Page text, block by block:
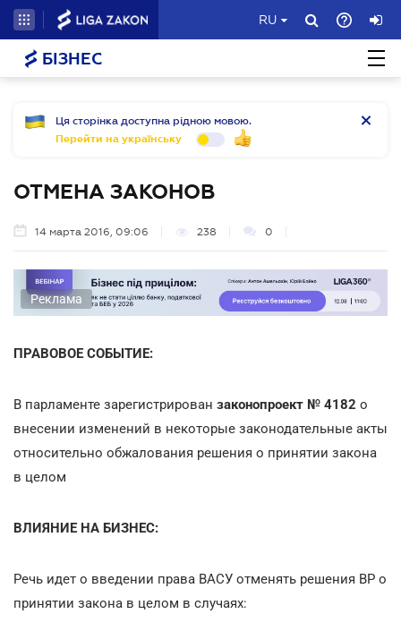
RU
БІЗНЕС
Ця сторінка доступна рідною мовою.
Перейти на українську
ОТМЕНА ЗАКОНОВ
14 марта 2016, 09:06 238 0
Реклама
ПРАВОВОЕ СОБЫТИЕ:
В парламенте зарегистрирован законопроект № 4182 о
внесении изменений в некоторые законодательные акты
относительно обжалования решения о принятии закона
в целом
ВЛИЯНИЕ НА БИЗНЕС:
Речь идет о введении права ВАСУ отменять решения ВР о
принятии закона в целом в случаях: